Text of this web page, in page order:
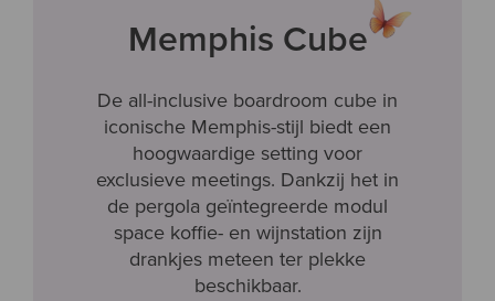
Memphis Cube
De all-inclusive boardroom cube in
iconische Memphis-stijl biedt een
hoogwaardige setting voor
exclusieve meetings. Dankzij het in
de pergola geïntegreerde modul
space koffie- en wijnstation zijn
drankjes meteen ter plekke
beschikbaar.